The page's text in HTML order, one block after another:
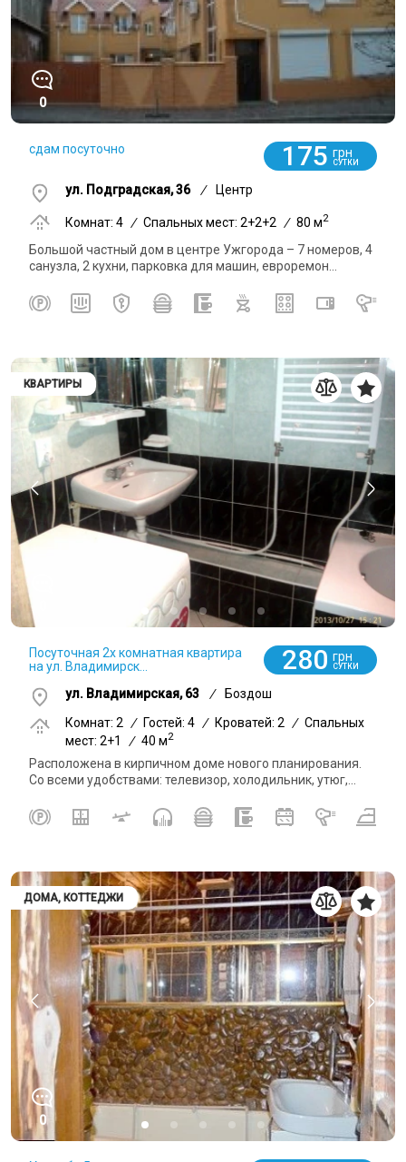
0
сдам посуточно 175 грн
СУТКИ
ул. Подградская, 36 / Центр
Комнат: 4 / Спальных мест: 2+2+2 / 80 м2
Большой частный дом в центре Ужгорода – 7 номеров, 4
санузла, 2 кухни, парковка для машин, евроремон...
КВАРТИРЫ
Посуточная 2х комнатная квартира
на ул. Владимирск...
280 грн
СУТКИ
ул. Владимирская, 63 /
Боздош
Комнат: 2
/ Гостей: 4 / Кроватей: 2 / Спальных
мест: 2+1
/ 40 м2
Расположена в кирпичном доме нового планирования.
Со всеми удобствами: телевизор, холодильник, утюг,...
ДОМА, КОТТЕДЖИ
0